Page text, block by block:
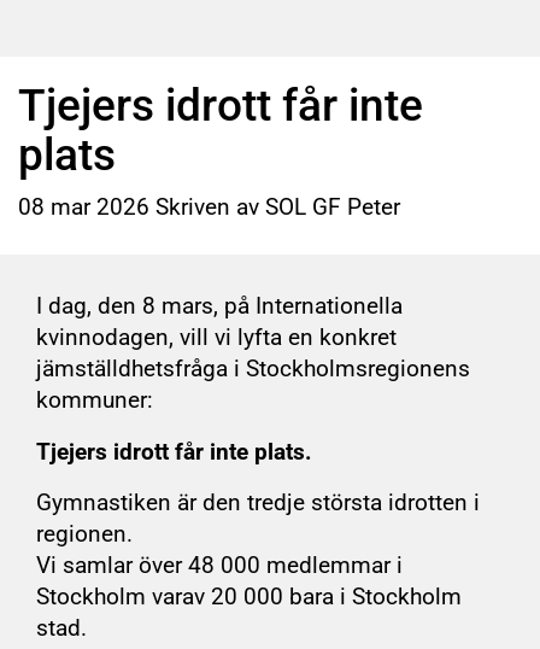
Tjejers idrott får inte
plats
08 mar 2026 Skriven av SOL GF Peter
I dag, den 8 mars, på Internationella
kvinnodagen, vill vi lyfta en konkret
jämställdhetsfråga i Stockholmsregionens
kommuner:
Tjejers idrott får inte plats.
Gymnastiken är den tredje största idrotten i
regionen.
Vi samlar över 48 000 medlemmar i
Stockholm varav 20 000 bara i Stockholm
stad.